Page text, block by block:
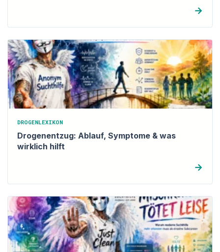
→
DROGENLEXIKON
Drogenentzug: Ablauf, Symptome & was
wirklich hilft
→